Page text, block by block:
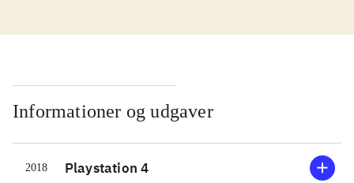
fra Street fighter IV er nu erstattet af
og EX-Gauge systemer, som giver
spilleren egenskaber som er unikke
for hver karakter i spillet. Fra starten
rummer spillet 16 karakterer, og flere
skulle kunne downloades senere.
Informationer og udgaver
2018 Playstation 4